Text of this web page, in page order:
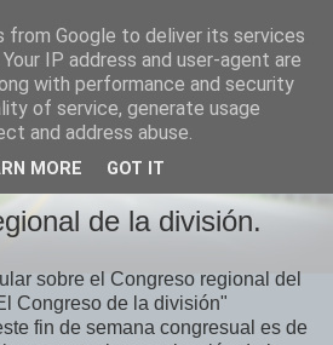
de la división.
sobre el Congreso regional del
Congreso de la división"
fin de semana congresual es de
from Google to deliver its services
IP address and user-agent are
with performance and security
of service, generate usage
and address abuse.
MORE GOT IT